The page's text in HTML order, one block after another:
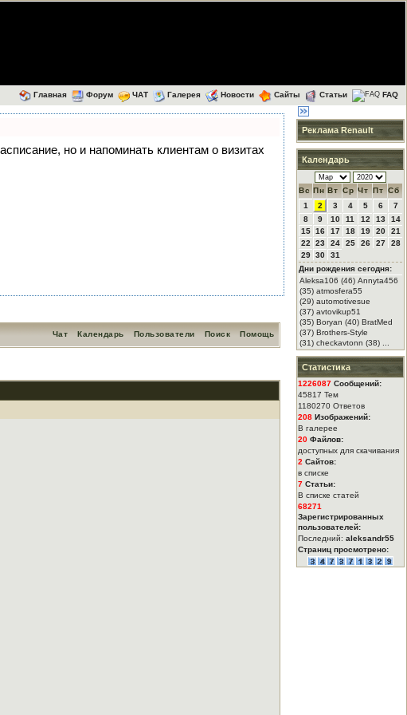
Главная Форум ЧАТ Галерея Новости Сайты Статьи FAQ
но и напоминать клиентам о визитах
Помощь
Поиск
Пользователи
Календарь
Чат
Реклама Renault
Календарь
Вс Пн Вт Ср Чт Пт Сб
1
2 3 4 5 6
7
8
9 10 11 12 13
14
15 16 17 18 19 20
21
22
23 24 25 26 27
28
29 30
31
Дни рождения сегодня:
Aleksa106 (46) Annyta456
(35) atmosfera55
(29) automotivesue
(37) avtovikup51
(35) Boryan (40) BratMed
(37) Brothers-Style
(31) checkavtonn (38) ...
Статистика
1226087 Сообщений:
45817 Тем
1180270 Ответов
208 Изображений:
В галерее
20 Файлов:
доступных для скачивания
2 Сайтов:
в списке
7 Статьи:
В списке статей
68271
Зарегистрированных
пользователей:
Последний: aleksandr55
Страниц просмотрено: